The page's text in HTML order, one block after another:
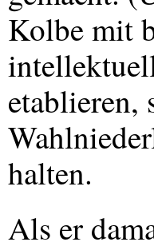
Kolbe mit
etablieren,
halten.
Als er